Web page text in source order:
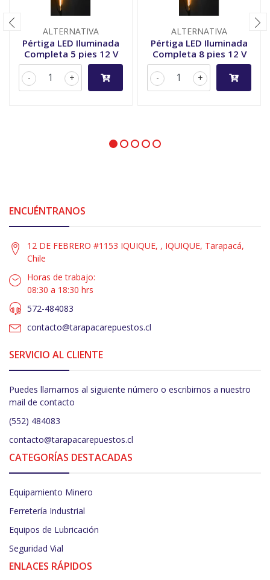
ALTERNATIVA
Pértiga LED Iluminada
Completa 5 pies 12 V
+
-
ALTERNATIVA
Pértiga LED Iluminada
Completa 8 pies 12 V
+
-
ENCUÉNTRANOS
12 DE FEBRERO #1153 IQUIQUE, , IQUIQUE, Tarapacá,
Chile
Horas de trabajo:
08:30 a 18:30 hrs
572-484083
contacto@tarapacarepuestos.cl
SERVICIO AL CLIENTE
Puedes llamarnos al siguiente número o escribirnos a nuestro
mail de contacto
(552) 484083
contacto@tarapacarepuestos.cl
CATEGORÍAS DESTACADAS
Equipamiento Minero
Ferretería Industrial
Equipos de Lubricación
Seguridad Vial
ENLACES RÁPIDOS